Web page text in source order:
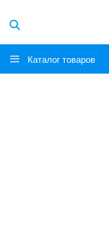
Каталог товаров